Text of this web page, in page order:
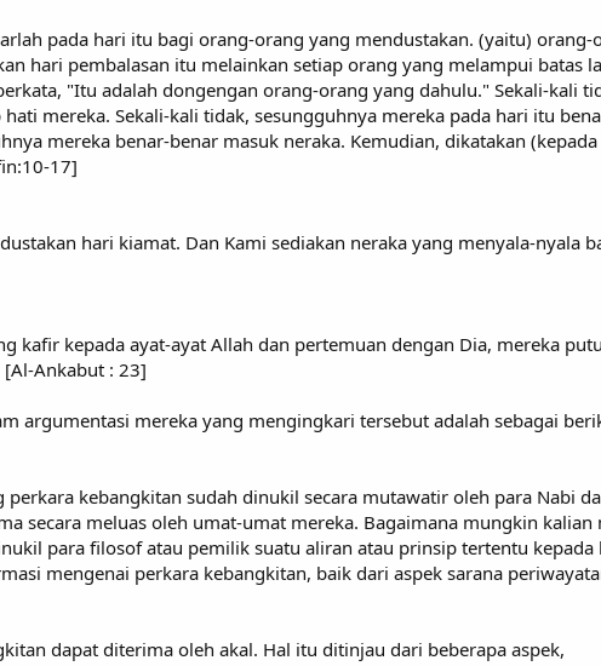
pada hari itu bagi orang-orang yang mendustakan. (yaitu)
hari pembalasan itu melainkan setiap orang yang melampui batas
"Itu adalah dongengan orang-orang yang dahulu." Sekali-kali
mereka. Sekali-kali tidak, sesungguhnya mereka pada hari itu
mereka benar-benar masuk neraka. Kemudian, dikatakan
17]
hari kiamat. Dan Kami sediakan neraka yang menyala-nyala
kafir kepada ayat-ayat Allah dan pertemuan dengan Dia, mereka
Ankabut : 23]
argumentasi mereka yang mengingkari tersebut adalah sebagai
kebangkitan sudah dinukil secara mutawatir oleh para Nabi
secara meluas oleh umat-umat mereka. Bagaimana mungkin
para filosof atau pemilik suatu aliran atau prinsip tertentu
mengenai perkara kebangkitan, baik dari aspek sarana
dapat diterima oleh akal. Hal itu ditinjau dari beberapa aspek,